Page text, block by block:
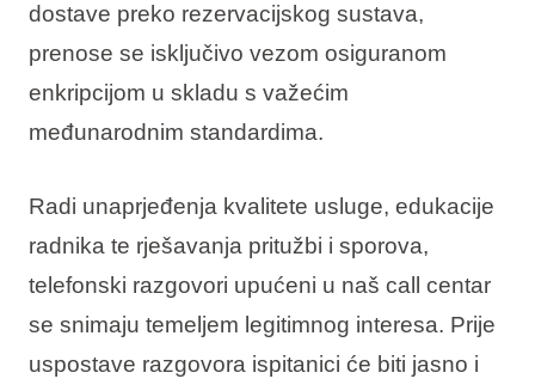
dostave preko rezervacijskog sustava,
prenose se isključivo vezom osiguranom
enkripcijom u skladu s važećim
međunarodnim standardima.
Radi unaprjeđenja kvalitete usluge, edukacije
radnika te rješavanja pritužbi i sporova,
telefonski razgovori upućeni u naš call centar
se snimaju temeljem legitimnog interesa. Prije
uspostave razgovora ispitanici će biti jasno i